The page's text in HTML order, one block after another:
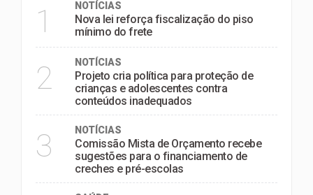
1 NOTÍCIAS
Nova lei reforça fiscalização do piso
mínimo do frete
2 NOTÍCIAS
Projeto cria política para proteção de
crianças e adolescentes contra
conteúdos inadequados
3 NOTÍCIAS
Comissão Mista de Orçamento recebe
sugestões para o financiamento de
creches e pré-escolas